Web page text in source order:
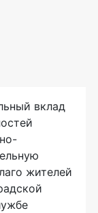
вклад
жителей